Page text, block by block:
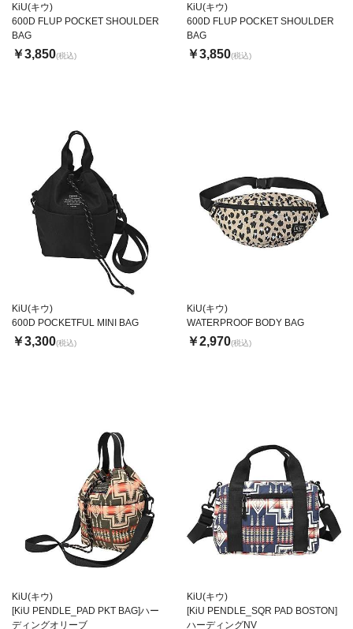
KiU(キウ)
600D FLUP POCKET SHOULDER
BAG
￥3,850(税込)
KiU(キウ)
600D FLUP POCKET SHOULDER
BAG
￥3,850(税込)
KiU(キウ)
600D POCKETFUL MINI BAG
￥3,300(税込)
KiU(キウ)
WATERPROOF BODY BAG
￥2,970(税込)
KiU(キウ)
[KiU PENDLE_PAD PKT BAG]ハー
ディングオリーブ
KiU(キウ)
[KiU PENDLE_SQR PAD BOSTON]
ハーディングNV